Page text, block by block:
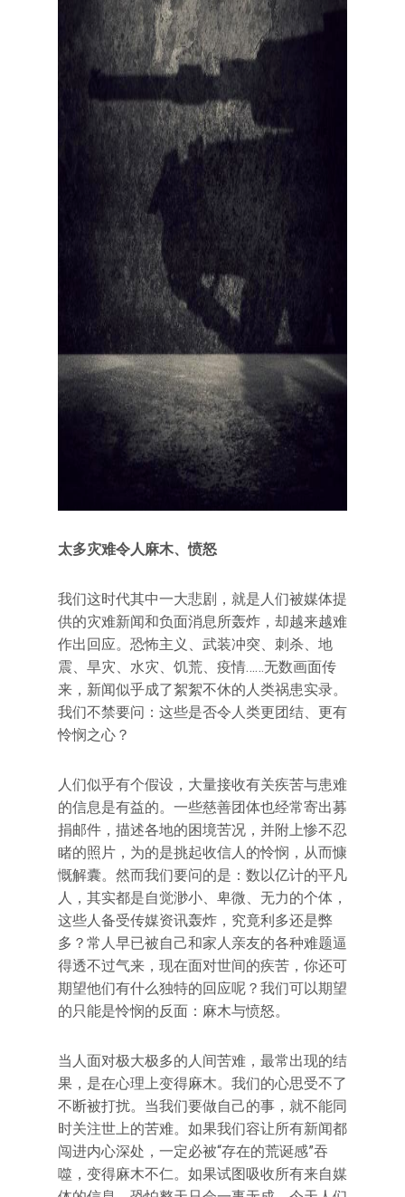
太多灾难令人麻木、愤怒
我们这时代其中一大悲剧，就是人们被媒体提
供的灾难新闻和负面消息所轰炸，却越来越难
作出回应。恐怖主义、武装冲突、刺杀、地
震、旱灾、水灾、饥荒、疫情……无数画面传
来，新闻似乎成了絮絮不休的人类祸患实录。
我们不禁要问：这些是否令人类更团结、更有
怜悯之心？
人们似乎有个假设，大量接收有关疾苦与患难
的信息是有益的。一些慈善团体也经常寄出募
捐邮件，描述各地的困境苦况，并附上惨不忍
睹的照片，为的是挑起收信人的怜悯，从而慷
慨解囊。然而我们要问的是：数以亿计的平凡
人，其实都是自觉渺小、卑微、无力的个体，
这些人备受传媒资讯轰炸，究竟利多还是弊
多？常人早已被自己和家人亲友的各种难题逼
得透不过气来，现在面对世间的疾苦，你还可
期望他们有什么独特的回应呢？我们可以期望
的只能是怜悯的反面：麻木与愤怒。
当人面对极大极多的人间苦难，最常出现的结
果，是在心理上变得麻木。我们的心思受不了
不断被打扰。当我们要做自己的事，就不能同
时关注世上的苦难。如果我们容让所有新闻都
闯进内心深处，一定必被“存在的荒诞感”吞
噬，变得麻木不仁。如果试图吸收所有来自媒